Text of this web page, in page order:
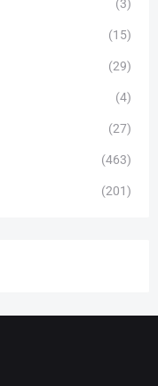
(3)
(15)
(29)
(4)
(27)
(463)
(201)